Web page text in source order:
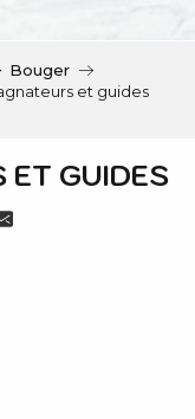
Bouger
et guides
ET GUIDES